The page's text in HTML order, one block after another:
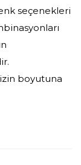
seçenekleri
boyutuna